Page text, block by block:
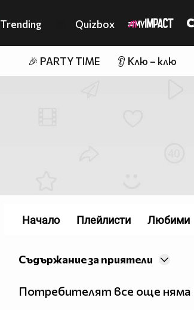
Trending Quizbox
🎉 PARTY TIME 👂 Клю – клю
Съдържание за приятели
Потребителят все още няма
Начало Плейлисти Любими